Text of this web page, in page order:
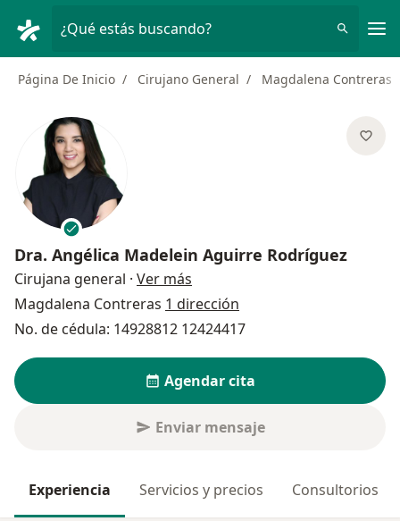
¿Qué estás buscando?
Página De Inicio Cirujano General Magdalena Contreras
Dra. Angélica Madelein Aguirre Rodríguez
Cirujana general · Ver más
Magdalena Contreras 1 dirección
No. de cédula: 14928812 12424417
Agendar cita
Enviar mensaje
Experiencia Servicios y precios Consultorios